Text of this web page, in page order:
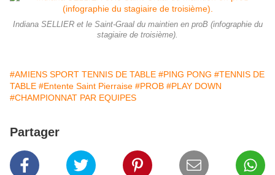
Indiana SELLIER et le Saint-Graal du maintien en proB (infographie du
stagiaire de troisième).
#AMIENS SPORT TENNIS DE TABLE #PING PONG #TENNIS DE
TABLE #Entente Saint Pierraise #PROB #PLAY DOWN
#CHAMPIONNAT PAR EQUIPES
Partager